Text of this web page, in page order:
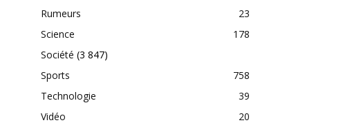
Rumeurs
23
Science
178
Société (3 847)
Sports
758
Technologie
39
Vidéo
20